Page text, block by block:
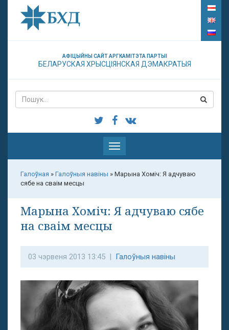
АФІЦЫЙНЫ САЙТ АРГКАМІТЭТА ПАРТЫІ
БЕЛАРУСКАЯ ХРЫСЦІЯНСКАЯ ДЭМАКРАТЫЯ
Паказаць
меню
Галоўная » Галоўныя навіны » Марына Хоміч: Я адчуваю
сябе на сваім месцы
Марына Хоміч: Я адчуваю сябе
на сваім месцы
03 чэрвеня 2013 13:45 | Галоўныя навіны